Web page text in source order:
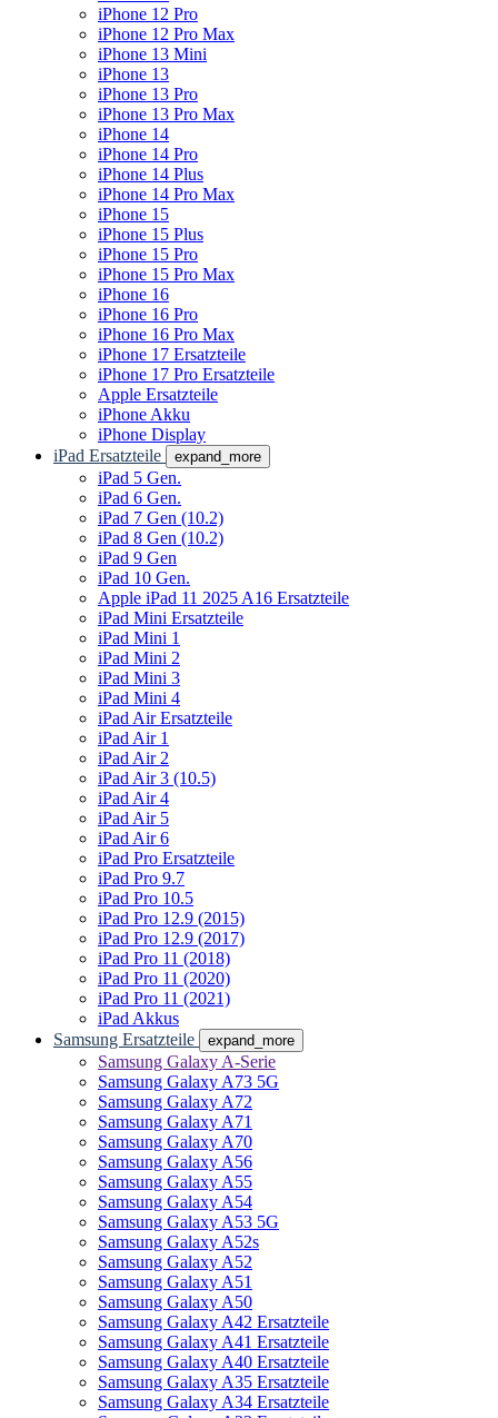
iPhone 12 Pro
iPhone 12 Pro Max
iPhone 13 Mini
iPhone 13
iPhone 13 Pro
iPhone 13 Pro Max
iPhone 14
iPhone 14 Pro
iPhone 14 Plus
iPhone 14 Pro Max
iPhone 15
iPhone 15 Plus
iPhone 15 Pro
iPhone 15 Pro Max
iPhone 16
iPhone 16 Pro
iPhone 16 Pro Max
iPhone 17 Ersatzteile
iPhone 17 Pro Ersatzteile
Apple Ersatzteile
iPhone Akku
iPhone Display
iPad Ersatzteile
expand_more
iPad 5 Gen.
iPad 6 Gen.
iPad 7 Gen (10.2)
iPad 8 Gen (10.2)
iPad 9 Gen
iPad 10 Gen.
Apple iPad 11 2025 A16 Ersatzteile
iPad Mini Ersatzteile
iPad Mini 1
iPad Mini 2
iPad Mini 3
iPad Mini 4
iPad Air Ersatzteile
iPad Air 1
iPad Air 2
iPad Air 3 (10.5)
iPad Air 4
iPad Air 5
iPad Air 6
iPad Pro Ersatzteile
iPad Pro 9.7
iPad Pro 10.5
iPad Pro 12.9 (2015)
iPad Pro 12.9 (2017)
iPad Pro 11 (2018)
iPad Pro 11 (2020)
iPad Pro 11 (2021)
iPad Akkus
Samsung Ersatzteile
expand_more
Samsung Galaxy A-Serie
Samsung Galaxy A73 5G
Samsung Galaxy A72
Samsung Galaxy A71
Samsung Galaxy A70
Samsung Galaxy A56
Samsung Galaxy A55
Samsung Galaxy A54
Samsung Galaxy A53 5G
Samsung Galaxy A52s
Samsung Galaxy A52
Samsung Galaxy A51
Samsung Galaxy A50
Samsung Galaxy A42 Ersatzteile
Samsung Galaxy A41 Ersatzteile
Samsung Galaxy A40 Ersatzteile
Samsung Galaxy A35 Ersatzteile
Samsung Galaxy A34 Ersatzteile